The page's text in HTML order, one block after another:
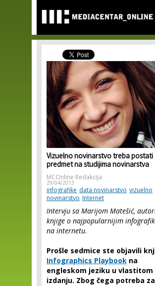
main
content
Vizuelno novinarstvo treba postati
predmet na studijima novinarstva
MCOnline Redakcija
29/04/2013
infografike data novinarstvo vizuelno
novinarstvo Internet
Intervju sa Marijom Matešić,
knjige o najpopularnijim
na internetu.
Prošle sedmice ste objavili
Infographics Playbook na
engleskom jeziku u vlastitom
izdanju. Zbog čega potreba za